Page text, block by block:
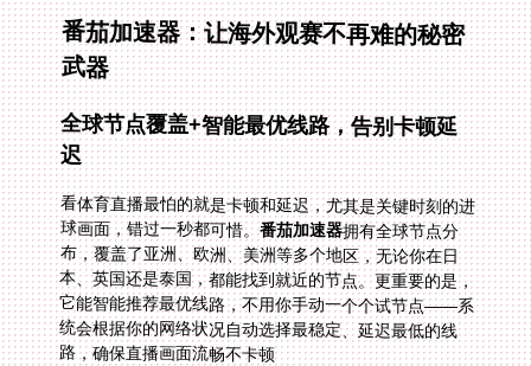
番茄加速器：让海外观赛不再难的秘密
武器
全球节点覆盖+智能最优线路，告别卡顿延
迟
看体育直播最怕的就是卡顿和延迟，尤其是关键时刻的进
球画面，错过一秒都可惜。番茄加速器拥有全球节点分
布，覆盖了亚洲、欧洲、美洲等多个地区，无论你在日
本、英国还是泰国，都能找到就近的节点。更重要的是，
它能智能推荐最优线路，不用你手动一个个试节点——系
统会根据你的网络状况自动选择最稳定、延迟最低的线
路，确保直播画面流畅不卡顿